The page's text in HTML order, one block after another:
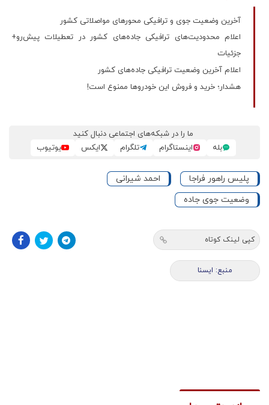
آخرین وضعیت جوی و ترافیکی محورهای مواصلاتی کشور
اعلام محدودیت‌های ترافیکی جاده‌های کشور در تعطیلات پیش‌رو+
جزئیات
اعلام آخرین وضعیت ترافیکی جاده‌های کشور
هشدار؛ خرید و فروش این خودروها ممنوع است!
ما را در شبکه‌های اجتماعی دنبال کنید
بله
اینستاگرام تلگرام ایکس یوتیوب
پلیس راهور فراجا
احمد شیرانی
وضعیت جوی جاده
کپی لینک کوتاه
منبع: ايسنا